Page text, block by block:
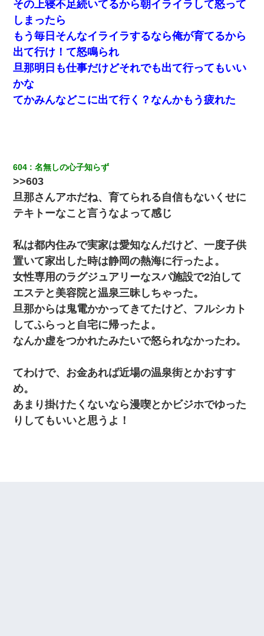
妊娠中に「おいこのブタ女！てめー席譲れ！」と絡まれ腹を殴る
真似された。泣きながら夫に話すと一年後に…
子供の頃、母の弟にイタズラされてて中学に入ってから関係を持
ってしまった。拒絶したら「全部バラしてやる」と脅迫されたの
で両親に全部話した。
【考察】兄嫁急死の1年後、兄が引越すというので手伝いに行った
ら下着が入った引き出しの奥にとんでもないモノを見つけた
私『貯金貯まったし、やっと家建てられるね！』夫「実家を二世
帯住宅にした。それに貯金使った」→私『離婚しよう』夫「え
っ」私『使った貯金はあげるから』→すると…
同じマンションに住んでる女性が鍵をわかりやすいところに隠し
ている事に気づいた俺「忍びこんでみよう！」→ 結果
その上寝不足続いてるから朝イライラして怒って
しまったら
もう毎日そんなイライラするなら俺が育てるから
出て行け！て怒鳴られ
旦那明日も仕事だけどそれでも出て行ってもいい
かな
てかみんなどこに出て行く？なんかもう疲れた
604 名無しの心子知らず
>>603
旦那さんアホだね、育てられる自信もないくせに
テキトーなこと言うなよって感じ
私は都内住みで実家は愛知なんだけど、一度子供
置いて家出した時は静岡の熱海に行ったよ。
女性専用のラグジュアリーなスパ施設で2泊して
エステと美容院と温泉三昧しちゃった。
旦那からは鬼電かかってきてたけど、フルシカト
してふらっと自宅に帰ったよ。
なんか虚をつかれたみたいで怒られなかったわ。
てわけで、お金あれば近場の温泉街とかおすす
め。
あまり掛けたくないなら漫喫とかビジホでゆった
りしてもいいと思うよ！